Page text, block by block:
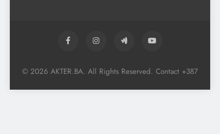
© 2026 AKTER.BA. All Rights Reserved. Contact +387